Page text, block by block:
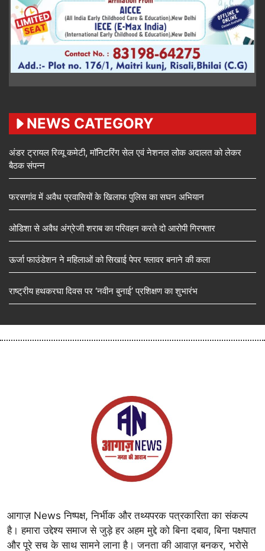
NEWS CATEGORY
अंडर ट्रायल रिव्यू कमेटी, मॉनिटरिंग सेल एवं नेशनल लोक अदालत को लेकर
बैठक संपन्न
फरसगांव में अवैध प्रवासियों के खिलाफ पुलिस का सघन अभियान
ओडिशा से अवैध अंग्रेजी शराब का परिवहन करते दो आरोपी गिरफ्तार
ऊर्जा फाउंडेशन ने महिलाओं को सिखाई पेपर फ्लावर बनाने की कला
राष्ट्रीय हथकरघा दिवस पर ‘नवीन बुनाई’ प्रशिक्षण का शुभारंभ
आगाज़ News निष्पक्ष, निर्भीक और तथ्यपरक पत्रकारिता का संकल्प
है। हमारा उद्देश्य समाज से जुड़े हर अहम मुद्दे को बिना दबाव, बिना पक्षपात
और पूरे सच के साथ सामने लाना है। जनता की आवाज़ बनकर, भरोसे